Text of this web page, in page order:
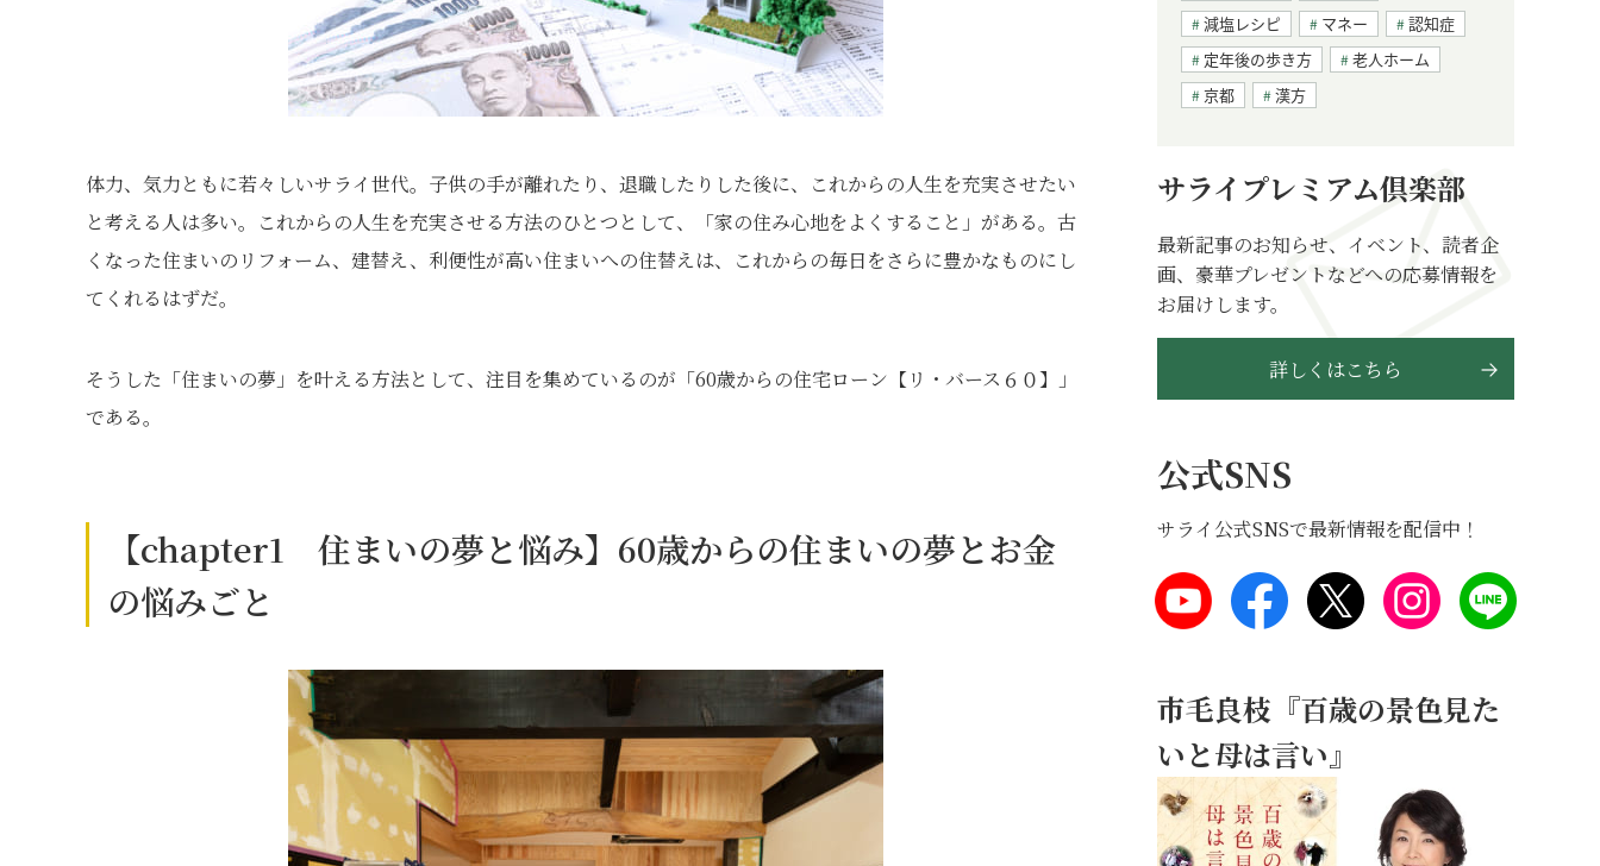
体力、気力ともに若々しいサライ世代。子供の手が離れたり、退職したりした後に、これからの人生を充実させたい
と考える人は多い。これからの人生を充実させる方法のひとつとして、「家の住み心地をよくすること」がある。古
くなった住まいのリフォーム、建替え、利便性が高い住まいへの住替えは、これからの毎日をさらに豊かなものにし
てくれるはずだ。
そうした「住まいの夢」を叶える方法として、注目を集めているのが「60歳からの住宅ローン【リ・バース６０】」
である。
【chapter1 住まいの夢と悩み】60歳からの住まいの夢とお金
の悩みごと
減塩レシピ
マネー
認知症
定年後の歩き方
老人ホーム
京都
漢方
サライプレミアム倶楽部
最新記事のお知らせ、イベント、読者企
画、豪華プレゼントなどへの応募情報を
お届けします。
詳しくはこちら
公式SNS
サライ公式SNSで最新情報を配信中！
市毛良枝『百歳の景色見た
いと母は言い』